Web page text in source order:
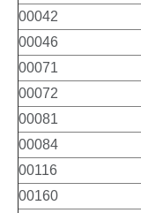
00042
00046
00071
00072
00081
00084
00116
00160